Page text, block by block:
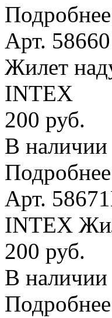
Подробнее
Арт. 58660
Жилет
INTEX
200 руб.
В наличии
Подробнее
Арт.
INTEX
200 руб.
В наличии
Подробнее